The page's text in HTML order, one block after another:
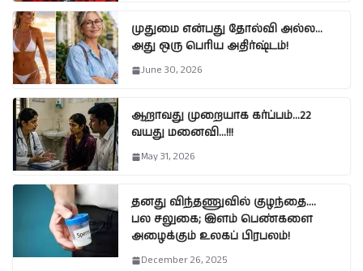
முதுமை என்பது தோல்வி அல்ல…
அது ஒரு பெரிய அதிர்ஷ்டம்!
June 30, 2026
ஆறாவது முறையாக கர்ப்பம்…22
வயது மனைவி…!!!
May 31, 2026
தனது விந்தணுவில் குழந்தை….
பல சலுகை; இளம் பெண்களை
அழைக்கும் உலகப் பிரபலம்!
December 26, 2025